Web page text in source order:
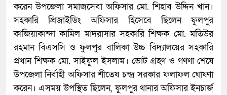
করেন উপজেলা সমাজসেবা অফিসার মো. শিহাব উদ্দিন খান।
সহকারি প্রিজাইডিং অফিসার হিসেবে ছিলেন ফুলপুর
কাজিয়াকান্দা কামিল মাদরাসার সহকারি শিক্ষক মো. মতিউর
রহমান বিএসসি ও ফুলপুর বালিকা উচ্চ বিদ্যালয়ের সহকারি
প্রধান শিক্ষক মো. সাইফুল ইসলাম। ভোট গ্রহণ ও গণণা শেষে
উপজেলা নির্বাহী অফিসার শীতেষ চন্দ্র সরকার ফলাফল ঘোষণা
করেন। এসময় উপস্থিত ছিলেন, ফুলপুর থানার অফিসার ইনচার্জ